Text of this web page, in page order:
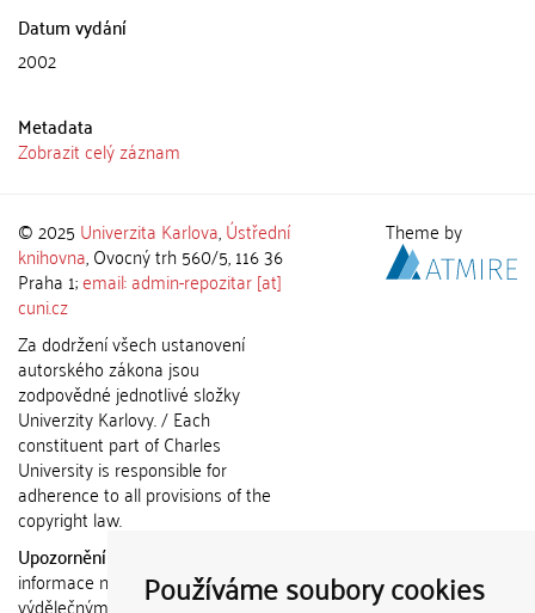
Používáme soubory cookies
Datum vydání
2002
Metadata
Zobrazit celý záznam
© 2025 Univerzita Karlova,Ústřední
knihovna, Ovocný trh 560/5, 116 36
Praha 1;email: admin-repozitar [at]
cuni.cz
Za dodržení všech ustanovení
autorského zákona jsou
zodpovědné jednotlivé složky
Univerzity Karlovy. / Each
constituent part of Charles
University is responsible for
adherence to all provisions of the
copyright law.
Upozornění / Notice:
informace nemohou být použity k
výdělečným účelům nebo vydávány
Theme by